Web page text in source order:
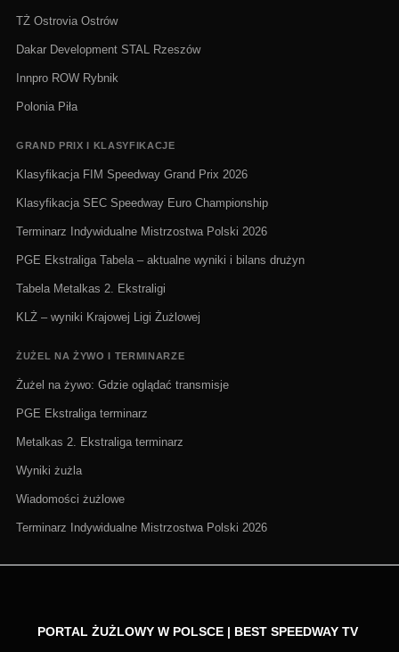
TŻ Ostrovia Ostrów
Dakar Development STAL Rzeszów
Innpro ROW Rybnik
Polonia Piła
GRAND PRIX I KLASYFIKACJE
Klasyfikacja FIM Speedway Grand Prix 2026
Klasyfikacja SEC Speedway Euro Championship
Terminarz Indywidualne Mistrzostwa Polski 2026
PGE Ekstraliga Tabela – aktualne wyniki i bilans drużyn
Tabela Metalkas 2. Ekstraligi
KLŻ – wyniki Krajowej Ligi Żużlowej
ŻUŻEL NA ŻYWO I TERMINARZE
Żużel na żywo: Gdzie oglądać transmisje
PGE Ekstraliga terminarz
Metalkas 2. Ekstraliga terminarz
Wyniki żużla
Wiadomości żużlowe
Terminarz Indywidualne Mistrzostwa Polski 2026
PORTAL ŻUŻLOWY W POLSCE | BEST SPEEDWAY TV